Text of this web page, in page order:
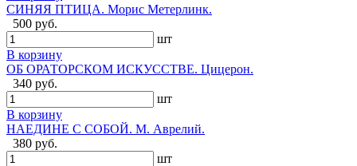
СИНЯЯ ПТИЦА. Морис Метерлинк.
500 руб.
шт
В корзину
ОБ ОРАТОРСКОМ ИСКУССТВЕ. Цицерон.
340 руб.
шт
В корзину
НАЕДИНЕ С СОБОЙ. М. Аврелий.
380 руб.
шт